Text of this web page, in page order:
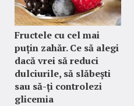
Fructele cu cel mai
puțin zahăr. Ce să alegi
dacă vrei să reduci
dulciurile, să slăbești
sau să-ți controlezi
glicemia